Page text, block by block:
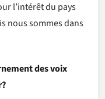
l’intérêt du pays
nous sommes dans
des voix